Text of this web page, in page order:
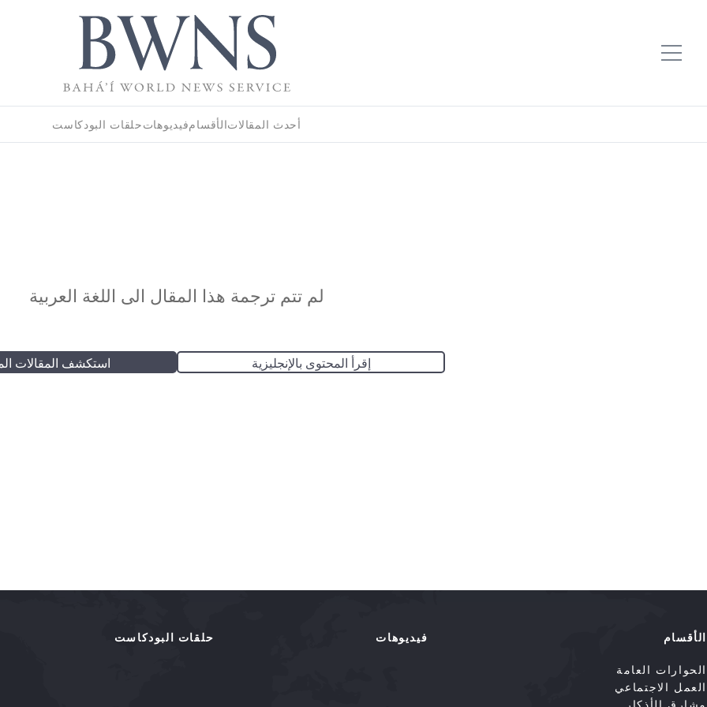
أحدث المقالاتالأقسامفيديوهاتحلقات البودكاست
لم تتم ترجمة هذا المقال الى اللغة العربية
إقرأ المحتوى بالإنجليزية استكشف المقالات
الأقسام
الحوارات العامة
العمل الاجتماعي
مشارق الأذكار
فيديوهات حلقات البودكاست